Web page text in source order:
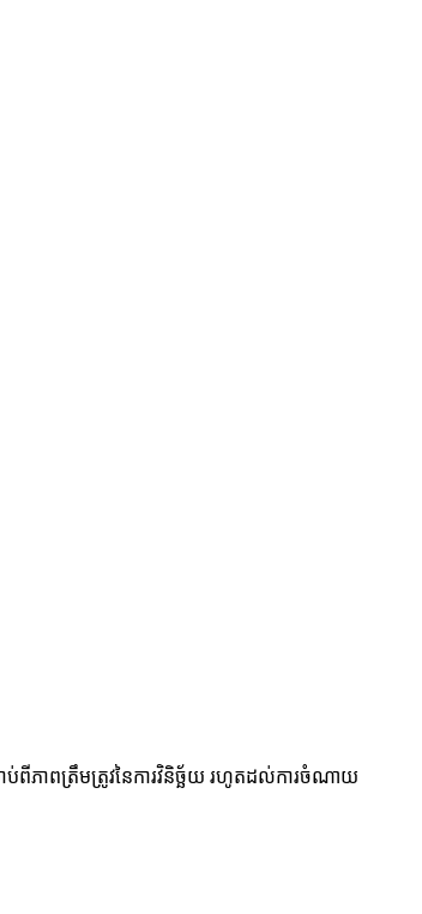
ប់ពីភាពត្រឹមត្រូវនៃការវិនិច្ឆ័យ រហូតដល់ការចំណាយ